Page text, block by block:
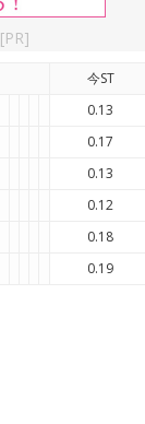
[PR]
今ST
0.13
0.17
0.13
0.12
0.18
0.19